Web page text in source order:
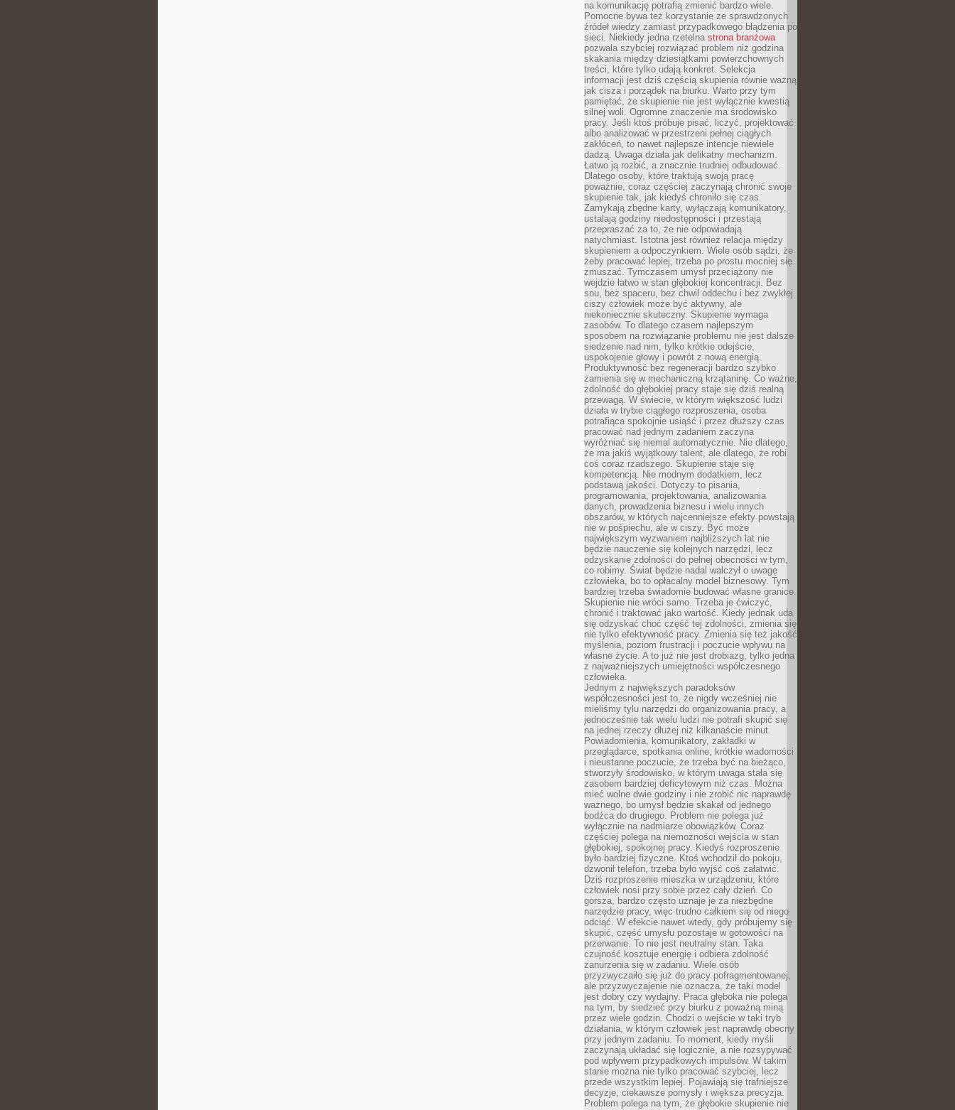
na komunikację potrafią zmienić bardzo wiele.
Pomocne bywa też korzystanie ze sprawdzonych
źródeł wiedzy zamiast przypadkowego błądzenia po
sieci. Niekiedy jedna rzetelna strona branżowa
pozwala szybciej rozwiązać problem niż godzina
skakania między dziesiątkami powierzchownych
treści, które tylko udają konkret. Selekcja
informacji jest dziś częścią skupienia równie ważną
jak cisza i porządek na biurku. Warto przy tym
pamiętać, że skupienie nie jest wyłącznie kwestią
silnej woli. Ogromne znaczenie ma środowisko
pracy. Jeśli ktoś próbuje pisać, liczyć, projektować
albo analizować w przestrzeni pełnej ciągłych
zakłóceń, to nawet najlepsze intencje niewiele
dadzą. Uwaga działa jak delikatny mechanizm.
Łatwo ją rozbić, a znacznie trudniej odbudować.
Dlatego osoby, które traktują swoją pracę
poważnie, coraz częściej zaczynają chronić swoje
skupienie tak, jak kiedyś chroniło się czas.
Zamykają zbędne karty, wyłączają komunikatory,
ustalają godziny niedostępności i przestają
przepraszać za to, że nie odpowiadają
natychmiast. Istotna jest również relacja między
skupieniem a odpoczynkiem. Wiele osób sądzi, że
żeby pracować lepiej, trzeba po prostu mocniej się
zmuszać. Tymczasem umysł przeciążony nie
wejdzie łatwo w stan głębokiej koncentracji. Bez
snu, bez spaceru, bez chwil oddechu i bez zwykłej
ciszy człowiek może być aktywny, ale
niekoniecznie skuteczny. Skupienie wymaga
zasobów. To dlatego czasem najlepszym
sposobem na rozwiązanie problemu nie jest dalsze
siedzenie nad nim, tylko krótkie odejście,
uspokojenie głowy i powrót z nową energią.
Produktywność bez regeneracji bardzo szybko
zamienia się w mechaniczną krzątaninę. Co ważne,
zdolność do głębokiej pracy staje się dziś realną
przewagą. W świecie, w którym większość ludzi
działa w trybie ciągłego rozproszenia, osoba
potrafiąca spokojnie usiąść i przez dłuższy czas
pracować nad jednym zadaniem zaczyna
wyróżniać się niemal automatycznie. Nie dlatego,
że ma jakiś wyjątkowy talent, ale dlatego, że robi
coś coraz rzadszego. Skupienie staje się
kompetencją. Nie modnym dodatkiem, lecz
podstawą jakości. Dotyczy to pisania,
programowania, projektowania, analizowania
danych, prowadzenia biznesu i wielu innych
obszarów, w których najcenniejsze efekty powstają
nie w pośpiechu, ale w ciszy. Być może
największym wyzwaniem najbliższych lat nie
będzie nauczenie się kolejnych narzędzi, lecz
odzyskanie zdolności do pełnej obecności w tym,
co robimy. Świat będzie nadal walczył o uwagę
człowieka, bo to opłacalny model biznesowy. Tym
bardziej trzeba świadomie budować własne granice.
Skupienie nie wróci samo. Trzeba je ćwiczyć,
chronić i traktować jako wartość. Kiedy jednak uda
się odzyskać choć część tej zdolności, zmienia się
nie tylko efektywność pracy. Zmienia się też jakość
myślenia, poziom frustracji i poczucie wpływu na
własne życie. A to już nie jest drobiazg, tylko jedna
z najważniejszych umiejętności współczesnego
człowieka.
Jednym z największych paradoksów
współczesności jest to, że nigdy wcześniej nie
mieliśmy tylu narzędzi do organizowania pracy, a
jednocześnie tak wielu ludzi nie potrafi skupić się
na jednej rzeczy dłużej niż kilkanaście minut.
Powiadomienia, komunikatory, zakładki w
przeglądarce, spotkania online, krótkie wiadomości
i nieustanne poczucie, że trzeba być na bieżąco,
stworzyły środowisko, w którym uwaga stała się
zasobem bardziej deficytowym niż czas. Można
mieć wolne dwie godziny i nie zrobić nic naprawdę
ważnego, bo umysł będzie skakał od jednego
bodźca do drugiego. Problem nie polega już
wyłącznie na nadmiarze obowiązków. Coraz
częściej polega na niemożności wejścia w stan
głębokiej, spokojnej pracy. Kiedyś rozproszenie
było bardziej fizyczne. Ktoś wchodził do pokoju,
dzwonił telefon, trzeba było wyjść coś załatwić.
Dziś rozproszenie mieszka w urządzeniu, które
człowiek nosi przy sobie przez cały dzień. Co
gorsza, bardzo często uznaje je za niezbędne
narzędzie pracy, więc trudno całkiem się od niego
odciąć. W efekcie nawet wtedy, gdy próbujemy się
skupić, część umysłu pozostaje w gotowości na
przerwanie. To nie jest neutralny stan. Taka
czujność kosztuje energię i odbiera zdolność
zanurzenia się w zadaniu. Wiele osób
przyzwyczaiło się już do pracy pofragmentowanej,
ale przyzwyczajenie nie oznacza, że taki model
jest dobry czy wydajny. Praca głęboka nie polega
na tym, by siedzieć przy biurku z poważną miną
przez wiele godzin. Chodzi o wejście w taki tryb
działania, w którym człowiek jest naprawdę obecny
przy jednym zadaniu. To moment, kiedy myśli
zaczynają układać się logicznie, a nie rozsypywać
pod wpływem przypadkowych impulsów. W takim
stanie można nie tylko pracować szybciej, lecz
przede wszystkim lepiej. Pojawiają się trafniejsze
decyzje, ciekawsze pomysły i większa precyzja.
Problem polega na tym, że głębokie skupienie nie